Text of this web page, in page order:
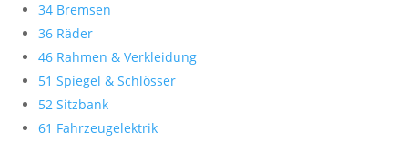
34 Bremsen
36 Räder
46 Rahmen & Verkleidung
51 Spiegel & Schlösser
52 Sitzbank
61 Fahrzeugelektrik